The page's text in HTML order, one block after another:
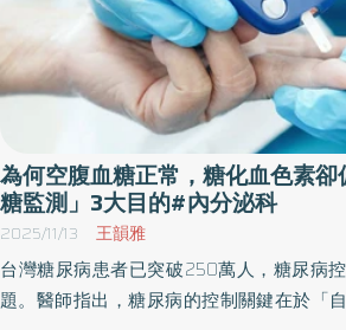
為何空腹血糖正常，糖化血色素
糖監測」3大目的#內分泌科
2025/11/13 王韻雅
台灣糖尿病患者已突破250萬人，糖尿病
題。醫師指出，糖尿病的控制關鍵在於「